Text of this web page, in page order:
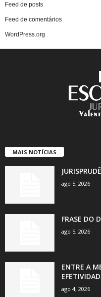
Feed de posts
Feed de comentários
WordPress.org
MAIS NOTÍCIAS
ago 5, 2026
FRASE DO
ago 5, 2026
ENTRE A
ago 4, 2026